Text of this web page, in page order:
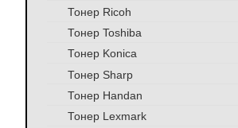
Тонер Ricoh
Тонер Toshiba
Тонер Konica
Тонер Sharp
Тонер Handan
Тонер Lexmark